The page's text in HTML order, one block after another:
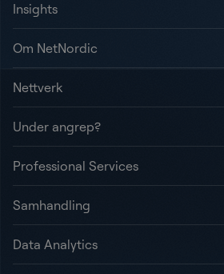
Insights
Om NetNordic
Nettverk
Under angrep?
Professional Services
Samhandling
Data Analytics